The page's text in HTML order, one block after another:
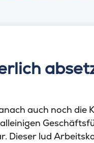
auch noch die
Dieser lud